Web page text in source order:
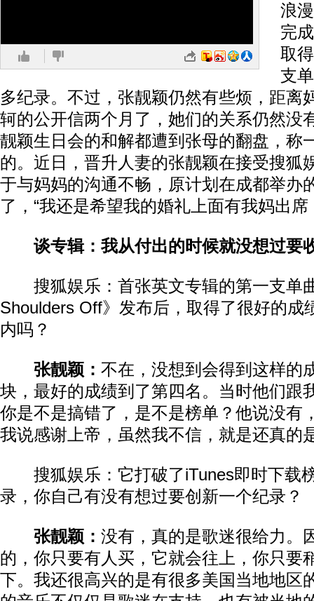
浪
完
取
支
多纪录。不过，张靓颖仍然有些烦，距离
轲的公开信两个月了，她们的关系仍然没
靓颖生日会的和解都遭到张母的翻盘，称
的。近日，晋升人妻的张靓颖在接受搜狐
于与妈妈的沟通不畅，原计划在成都举办
了，“我还是希望我的婚礼上面有我妈出席
谈专辑：我从付出的时候就没想过要
搜狐娱乐：首张英文专辑的第一支单
Shoulders Off》发布后，取得了很好的成
内吗？
张靓颖： 不在，没想到会得到这样的
块，最好的成绩到了第四名。当时他们跟
你是不是搞错了，是不是榜单？他说没有
我说感谢上帝，虽然我不信，就是还真的
搜狐娱乐：它打破了iTunes即时下载
录，你自己有没有想过要创新一个纪录？
张靓颖： 没有，真的是歌迷很给力。
的，你只要有人买，它就会往上，你只要
下。我还很高兴的是有很多美国当地地区